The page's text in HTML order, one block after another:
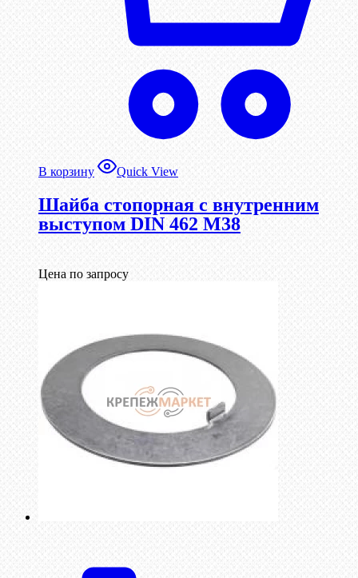
В корзину Quick View
Шайба стопорная с внутренним
выступом DIN 462 М38
Цена по запросу